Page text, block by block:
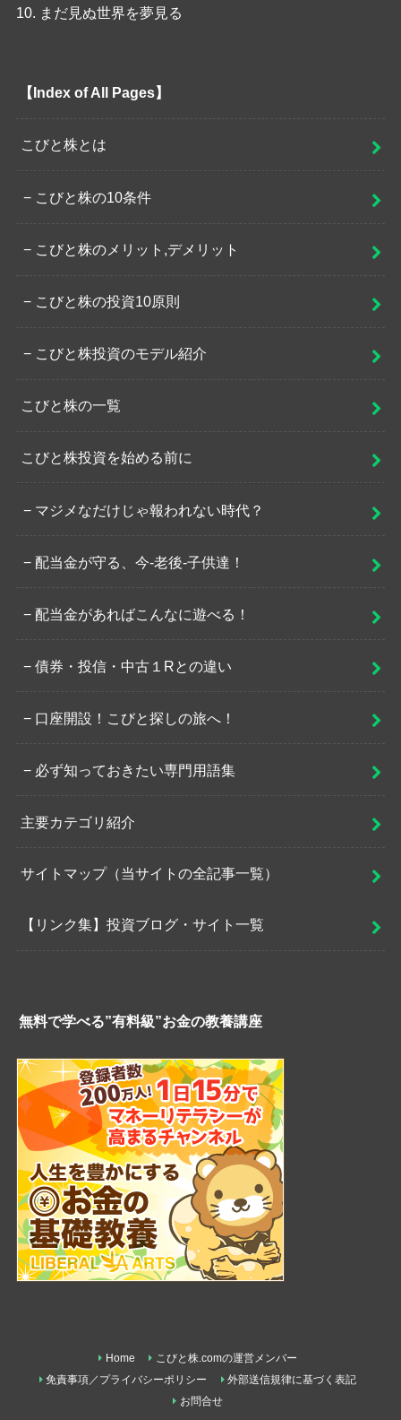
10. まだ見ぬ世界を夢見る
【Index of All Pages】
こびと株とは
こびと株の10条件
こびと株のメリット,デメリット
こびと株の投資10原則
こびと株投資のモデル紹介
こびと株の一覧
こびと株投資を始める前に
マジメなだけじゃ報われない時代？
配当金が守る、今-老後-子供達！
配当金があればこんなに遊べる！
債券・投信・中古１Rとの違い
口座開設！こびと探しの旅へ！
必ず知っておきたい専門用語集
主要カテゴリ紹介
サイトマップ（当サイトの全記事一覧）
【リンク集】投資ブログ・サイト一覧
無料で学べる”有料級”お金の教養講座
Home
こびと株.comの運営メンバー
免責事項／プライバシーポリシー
外部送信規律に基づく表記
お問合せ